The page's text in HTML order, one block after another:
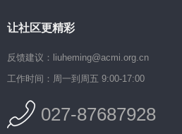
让社区更精彩
反馈建议：liuheming@acmi.org.cn
工作时间：周一到周五 9:00-17:00
027-87687928